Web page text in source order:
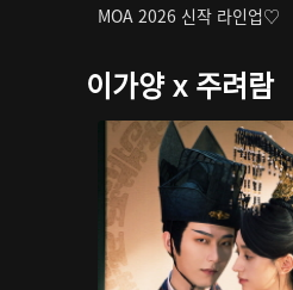
MOA 2026 신작 라인업♡
이가양 x 주려람